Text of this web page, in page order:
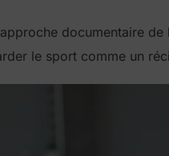
documentaire de
le sport comme un